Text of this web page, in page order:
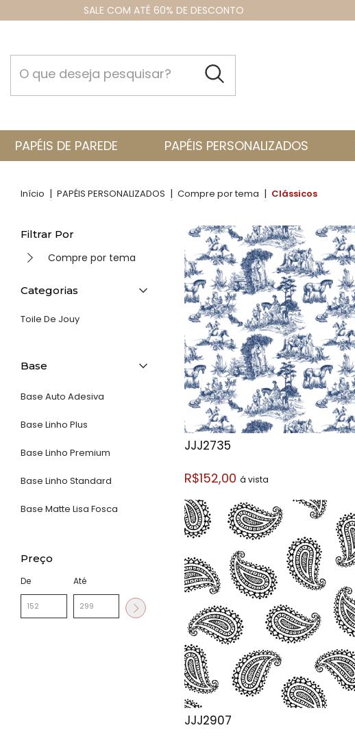
SALE COM ATÉ 60% DE DESCONTO
PAPÉIS DE PAREDE PAPÉIS PERSONALIZADOS
Início | PAPÉIS PERSONALIZADOS | Compre por tema | Clássicos
Filtrar Por
Compre por tema
Categorias
Toile De Jouy
Base
Base Auto Adesiva
Base Linho Plus
Base Linho Premium
Base Linho Standard
Base Matte Lisa Fosca
Preço
De Até
JJJ2735
R$152,00 á vista
JJJ2907